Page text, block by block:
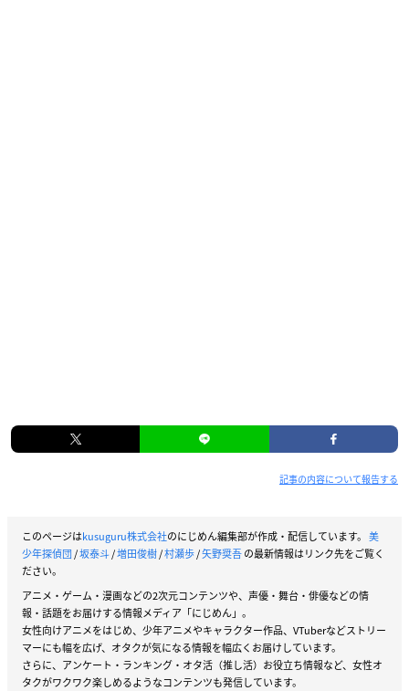
記事の内容について報告する
このページはkusuguru株式会社のにじめん編集部が作成・配信しています。 美
少年探偵団/坂泰斗/増田俊樹/村瀬歩/矢野奨吾の最新情報はリンク先をご覧く
ださい。
アニメ・ゲーム・漫画などの2次元コンテンツや、声優・舞台・俳優などの情
報・話題をお届けする情報メディア「にじめん」。
女性向けアニメをはじめ、少年アニメやキャラクター作品、VTuberなどストリー
マーにも幅を広げ、オタクが気になる情報を幅広くお届けしています。
さらに、アンケート・ランキング・オタ活（推し活）お役立ち情報など、女性オ
タクがワクワク楽しめるようなコンテンツも発信しています。